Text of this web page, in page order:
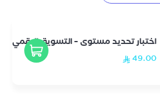
اختبار تحديد مستوى – التسويق الرقمي
49.00